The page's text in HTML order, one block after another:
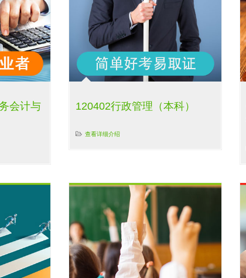
会计与
120402行政管理（本科）
查看详细介绍